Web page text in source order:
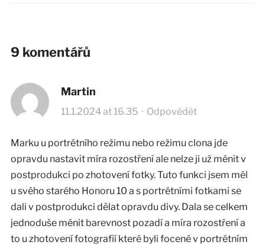
9 komentářů
Martin
11.1.2024 at 16.35· Odpovědět
Marku u portrétního režimu nebo režimu clona jde
opravdu nastavit míra rozostření ale nelze ji už měnit v
postprodukci po zhotovení fotky. Tuto funkci jsem měl
u svého starého Honoru 10 a s portrétními fotkami se
dali v postprodukci dělat opravdu divy. Dala se celkem
jednoduše měnit barevnost pozadí a míra rozostření a
to u zhotovení fotografií které byli focené v portrétním